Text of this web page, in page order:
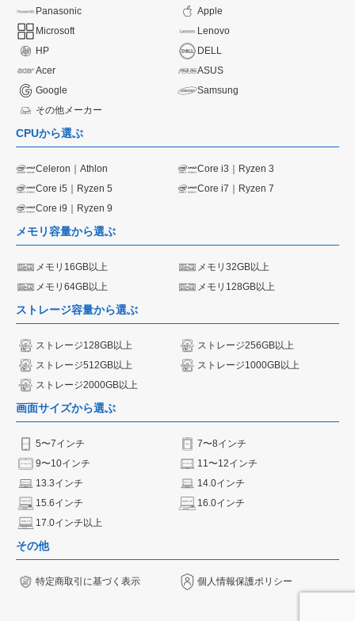
Panasonic
Apple
Microsoft
Lenovo
HP
DELL
Acer
ASUS
Google
Samsung
その他メーカー
CPUから選ぶ
Celeron｜Athlon
Core i3｜Ryzen 3
Core i5｜Ryzen 5
Core i7｜Ryzen 7
Core i9｜Ryzen 9
メモリ容量から選ぶ
メモリ16GB以上
メモリ32GB以上
メモリ64GB以上
メモリ128GB以上
ストレージ容量から選ぶ
ストレージ128GB以上
ストレージ256GB以上
ストレージ512GB以上
ストレージ1000GB以上
ストレージ2000GB以上
画面サイズから選ぶ
5〜7インチ
7〜8インチ
9〜10インチ
11〜12インチ
13.3インチ
14.0インチ
15.6インチ
16.0インチ
17.0インチ以上
その他
特定商取引に基づく表示 個人情報保護ポリシー